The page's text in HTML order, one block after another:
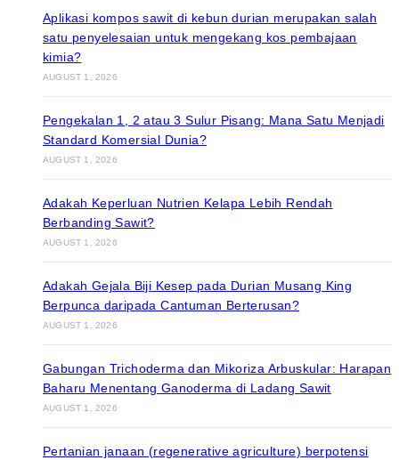
Aplikasi kompos sawit di kebun durian merupakan salah
satu penyelesaian untuk mengekang kos pembajaan
kimia?
AUGUST 1, 2026
Pengekalan 1, 2 atau 3 Sulur Pisang: Mana Satu Menjadi
Standard Komersial Dunia?
AUGUST 1, 2026
Adakah Keperluan Nutrien Kelapa Lebih Rendah
Berbanding Sawit?
AUGUST 1, 2026
Adakah Gejala Biji Kesep pada Durian Musang King
Berpunca daripada Cantuman Berterusan?
AUGUST 1, 2026
Gabungan Trichoderma dan Mikoriza Arbuskular: Harapan
Baharu Menentang Ganoderma di Ladang Sawit
AUGUST 1, 2026
Pertanian janaan (regenerative agriculture) berpotensi